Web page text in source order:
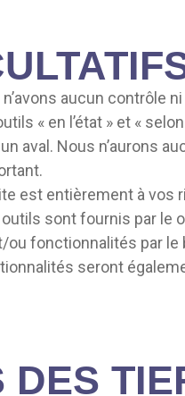
aucun contrôle
« en l’état » et «
Nous n’aurons
est entièrement à
sont fournis par le
fonctionnalités par
seront
DES